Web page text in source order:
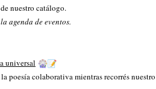
nuestro catálogo.
agenda de eventos.
universal
poesía colaborativa mientras recorrés